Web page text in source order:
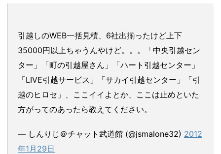
引越しのWEB一括見積、6社出揃ったけど上下
35000円以上ちゃうんやけど。。。「中央引越セン
ター」「町の引越屋さん」「ハート引越センター」
「LIVE引越サービス」「サカイ引越センター」「引
越のヒロセ」、ここイイよとか、ここは止めといた
方がってのあったら教えてください。
— しんりじ＠チャット武道館 (@jsmalone32) 2012
年1月29日